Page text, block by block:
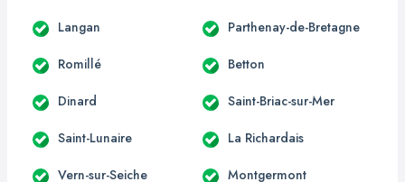
Langan Parthenay-de-Bretagne
Romillé Betton
Dinard Saint-Briac-sur-Mer
Saint-Lunaire La Richardais
Vern-sur-Seiche Montgermont